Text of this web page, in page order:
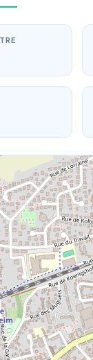
6 r des